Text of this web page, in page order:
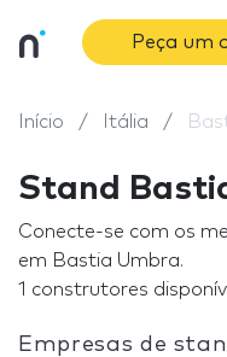
Peça um
Início Itália
Stand
Conecte-se com os
em Bastia Umbra.
1 construtores
Empresas de